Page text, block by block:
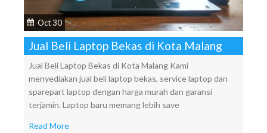
Oct 30
Jual Beli Laptop Bekas di Kota Malang
Jual Beli Laptop Bekas di Kota Malang Kami
menyediakan jual beli laptop bekas, service laptop dan
sparepart laptop dengan harga murah dan garansi
terjamin. Laptop baru memang lebih save
Read More